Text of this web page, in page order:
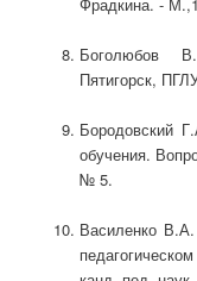
Боголюбов
Пятигорск,
Бородовский
обучения.
№ 5.
Василенко